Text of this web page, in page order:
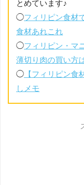
とめています♪
◯フィリピン食材
食材あれこれ
◯フィリピン・マ
薄切り肉の買い方
◯ 【フィリピン食
しメモ